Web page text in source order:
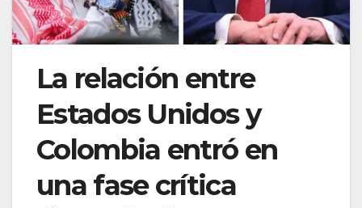
La relación entre
Estados Unidos y
Colombia entró en
una fase crítica